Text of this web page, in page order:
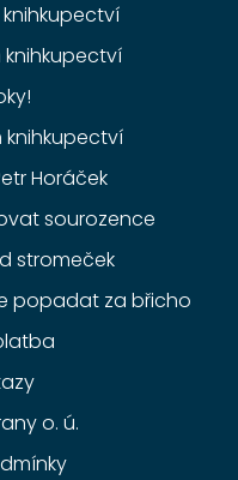
knihkupectví
knihkupectví
knihkupectví
Horáček
sourozence
stromeček
popadat za břicho
o. ú.